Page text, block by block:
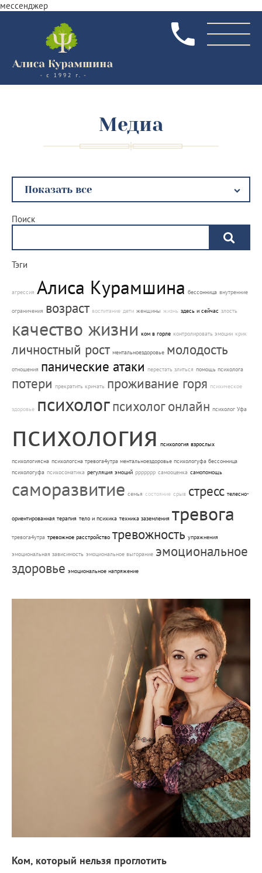
мессенджер
Медиа
Ком, который нельзя проглотить
Поиск
Тэги
агрессия Алиса Курамшина бессонница внутренние
ограничения возраст воспитание дети женщины жизнь здесь и сейчас злость
качество жизни ком в горле контролировать эмоции крик
личностный рост ментальноездоровье молодость
отношения панические атаки перестать злиться помощь психолога
потери прекратить кричать проживание горя психическое
здоровье психологпсихолог онлайн психолог Уфа
психология психология взрослых
психологиясна психологсна тревога4утра ментальноездоровье психологуфа бессонница
психологуфа психосоматика регуляция эмоций ррррррр самооценка самопомощь
саморазвитие семья состояние срыв стресс телесно-
ориентированная терапия тело и психика техника заземления тревога
тревога4утра тревожное расстройство тревожность упражнения
эмоциональная зависимость эмоциональное выгорание эмоциональное
здоровье эмоциональное напряжение